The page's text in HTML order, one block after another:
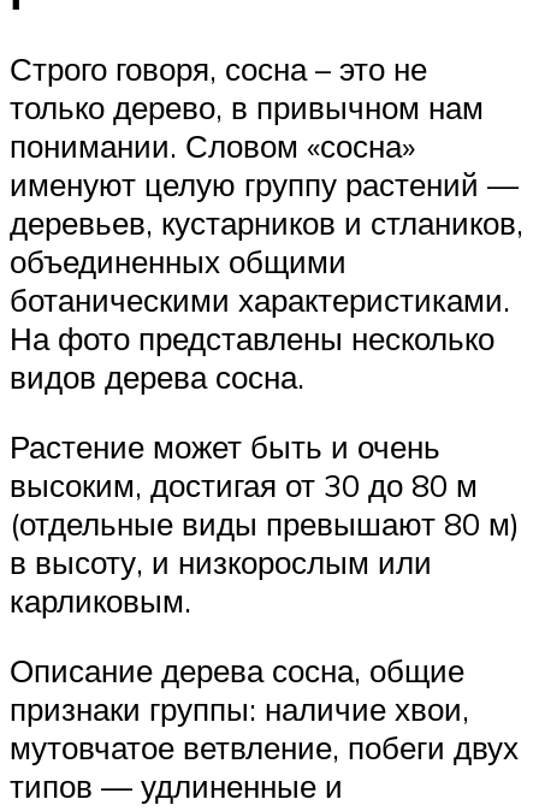
Строго говоря, сосна – это не
только дерево, в привычном нам
понимании. Словом «сосна»
именуют целую группу растений —
деревьев, кустарников и стлаников,
объединенных общими
ботаническими характеристиками.
На фото представлены несколько
видов дерева сосна.
Растение может быть и очень
высоким, достигая от 30 до 80 м
(отдельные виды превышают 80 м)
в высоту, и низкорослым или
карликовым.
Описание дерева сосна, общие
признаки группы: наличие хвои,
мутовчатое ветвление, побеги двух
типов — удлиненные и